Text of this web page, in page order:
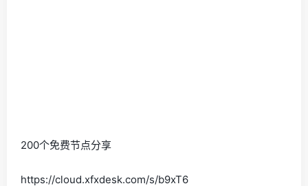
200个免费节点分享
https://cloud.xfxdesk.com/s/b9xT6